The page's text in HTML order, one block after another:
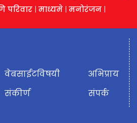
परिवार | माध्यमे | मनोरंजन |
वेबसाईटविषयी
संकीर्ण
अभिप्राय
संपर्क